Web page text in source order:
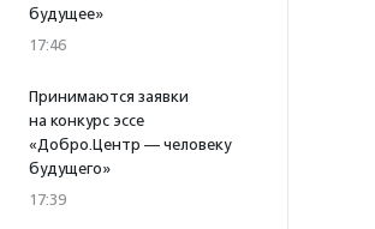
будущее»
17:46
Принимаются заявки
на конкурс эссе
«Добро.Центр — человеку
будущего»
17:39